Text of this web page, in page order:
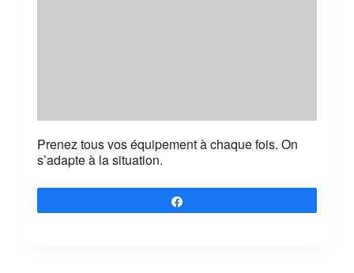
Prenez tous vos équipement à chaque fois. On
s’adapte à la situation.